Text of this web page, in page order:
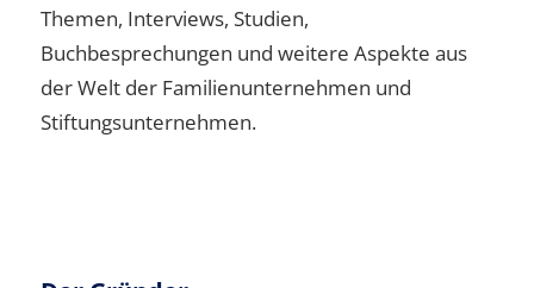
Themen, Interviews, Studien,
Buchbesprechungen und weitere Aspekte aus
der Welt der Familienunternehmen und
Stiftungsunternehmen.